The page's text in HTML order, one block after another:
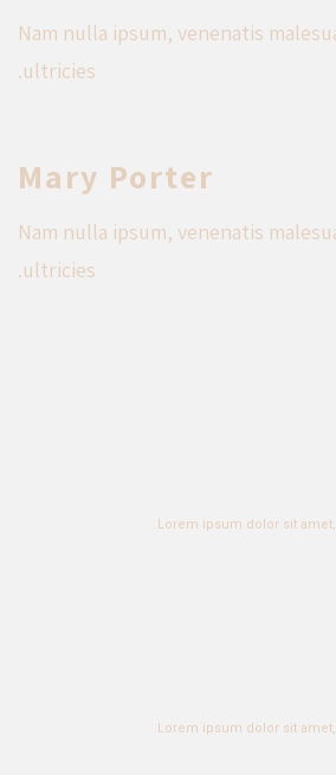
Nam nulla ipsum, venenatis
ultricies.
Mary Porter
Nam nulla ipsum, venenatis
ultricies.
Lorem ipsum dolor sit
Lorem ipsum dolor sit